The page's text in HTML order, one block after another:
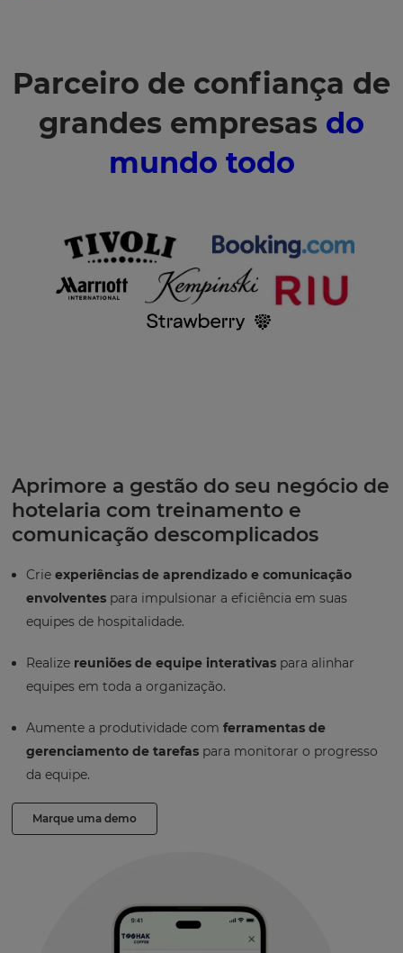
Parceiro de confiança de
grandes empresas do
mundo todo
Aprimore a gestão do seu negócio de
hotelaria com treinamento e
comunicação descomplicados
Crie experiências de aprendizado e comunicação
envolventes para impulsionar a eficiência em suas
equipes de hospitalidade.
Realize reuniões de equipe interativas para alinhar
equipes em toda a organização.
Aumente a produtividade com ferramentas de
gerenciamento de tarefas para monitorar o progresso
da equipe.
Marque uma demo